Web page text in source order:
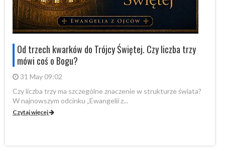
Od trzech kwarków do Trójcy Świętej. Czy liczba trzy
mówi coś o Bogu?
31 May 09:02
Czy liczba trzy ma szczególne znaczenie w strukturze świata?
W najnowszym odcinku „Ewangelii z...
Czytaj więcej